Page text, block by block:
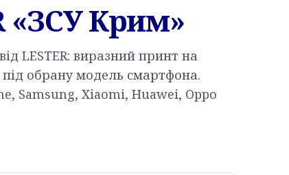
«ЗСУ Крим»
LESTER: виразний принт на
обрану модель смартфона.
Samsung, Xiaomi, Huawei, Oppo